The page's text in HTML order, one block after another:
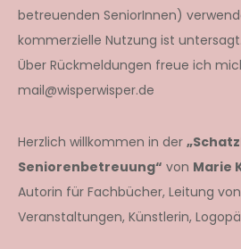
betreuenden SeniorInnen)
kommerzielle Nutzung ist untersagt.
Über Rückmeldungen freue ich
mail@wisperwisper.de
Herzlich willkommen in der
Seniorenbetreuung“ von Marie
Autorin für Fachbücher, Leitung
Veranstaltungen, Künstlerin,